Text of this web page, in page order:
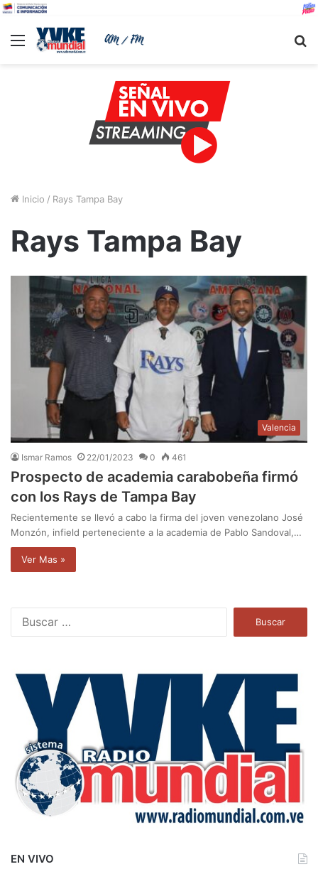
Menu
Inicio / Rays Tampa Bay
Rays Tampa Bay
Valencia
Ismar Ramos 22/01/2023 0 461
Prospecto de academia carabobeña firmó
con los Rays de Tampa Bay
Recientemente se llevó a cabo la firma del joven venezolano José
Monzón, infield perteneciente a la academia de Pablo Sandoval,…
Ver Mas »
a
EN VIVO